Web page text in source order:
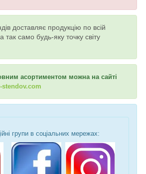
доставляє продукцію по всій
так само будь-яку точку світу
асортиментом можна на сайті
stendov.com
групи в соціальних мережах: